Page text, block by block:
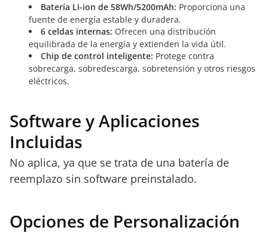
Batería Li-ion de 58Wh/5200mAh: Proporciona una
fuente de energía estable y duradera.
6 celdas internas: Ofrecen una distribución
equilibrada de la energía y extienden la vida útil.
Chip de control inteligente: Protege contra
sobrecarga, sobredescarga, sobretensión y otros riesgos
eléctricos.
Software y Aplicaciones
Incluidas
No aplica, ya que se trata de una batería de
reemplazo sin software preinstalado.
Opciones de Personalización